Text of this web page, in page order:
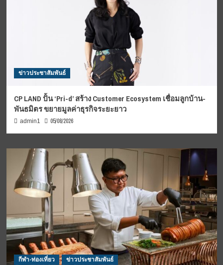
ข่าวประชาสัมพันธ์
CP LAND ปั้น ‘Pri-d’ สร้าง Customer Ecosystem เชื่อมลูกบ้าน-
พันธมิตร ขยายมูลค่าธุรกิจระยะยาว
admin1 05/08/2026
กีฬา-ท่องเที่ยว ข่าวประชาสัมพันธ์